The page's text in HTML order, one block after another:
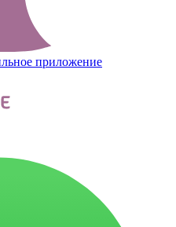
приложение